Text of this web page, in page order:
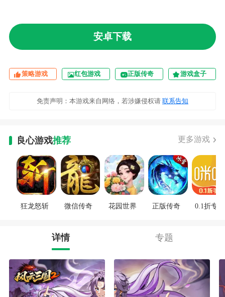
安卓下载
策略游戏 红包游戏 正版传奇 游戏盒子
免责声明：本游戏来自网络，若涉嫌侵权请 联系告知
良心游戏推荐 更多游戏
狂龙怒斩 微信传奇 花园世界 正版传奇 0.1折专区
详情 专题